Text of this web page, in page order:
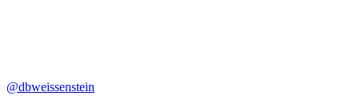
@dbweissenstein